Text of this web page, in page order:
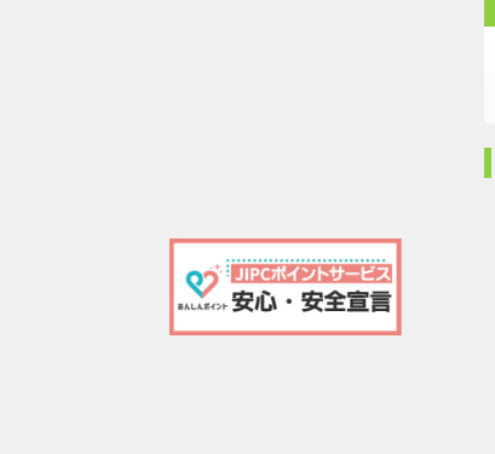
【PR】三菱ＵＦＪ
カード...
130,000pt
funding（ダー